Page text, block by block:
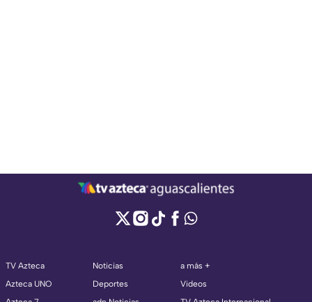
TV Azteca
Azteca UNO
Noticias
Deportes
a más +
Videos